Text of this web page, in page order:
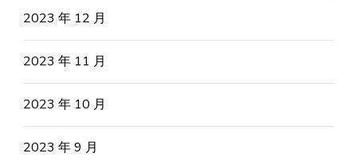
2023 年 12 月
2023 年 11 月
2023 年 10 月
2023 年 9 月